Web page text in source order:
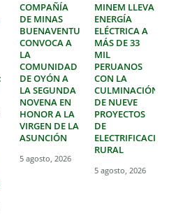
COMPAÑÍA
DE MINAS
BUENAVENTURA
CONVOCA A
LA
COMUNIDAD
DE OYÓN A
LA SEGUNDA
NOVENA EN
HONOR A LA
VIRGEN DE LA
ASUNCIÓN
5 agosto, 2026
MINEM LLEVA
ENERGÍA
ELÉCTRICA A
MÁS DE 33
MIL
PERUANOS
CON LA
CULMINACIÓN
DE NUEVE
PROYECTOS
DE
ELECTRIFICACIÓN
RURAL
5 agosto, 2026